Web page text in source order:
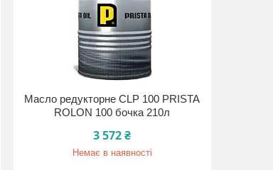
Масло редукторне CLP 100 PRISTA
ROLON 100 бочка 210л
3 572 ₴
Немає в наявності